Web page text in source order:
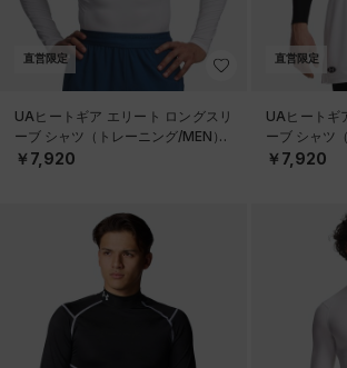
直営限定
UAヒートギア エリート ロングスリ
ーブ シャツ（トレーニング/MEN）
￥7,920
直営限定
UAヒートギ
ーブ シャツ
￥7,920